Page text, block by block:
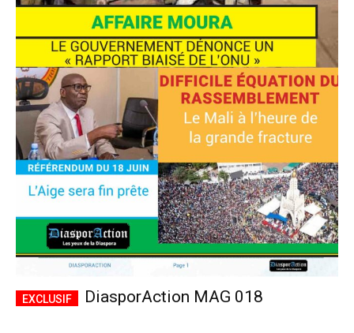
DiasporAction MAG 018